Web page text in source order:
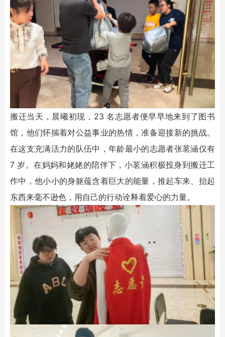
搬迁当天，晨曦初现，23 名志愿者便早早地来到了图书
馆，他们怀揣着对公益事业的热情，准备迎接新的挑战。
在这支充满活力的队伍中，年龄最小的志愿者张茗涵仅有
7 岁。在妈妈和姥姥的陪伴下，小茗涵积极投身到搬迁工
作中，他小小的身躯蕴含着巨大的能量，推起车来、抬起
东西来毫不逊色，用自己的行动诠释着爱心的力量。